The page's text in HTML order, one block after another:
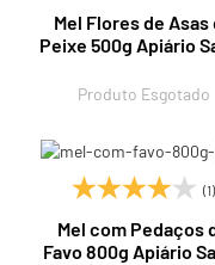
Mel Flores de Asas
Peixe 500g Apiário
Produto Esgotado
(1)
Mel com Pedaços
Favo 800g Apiário